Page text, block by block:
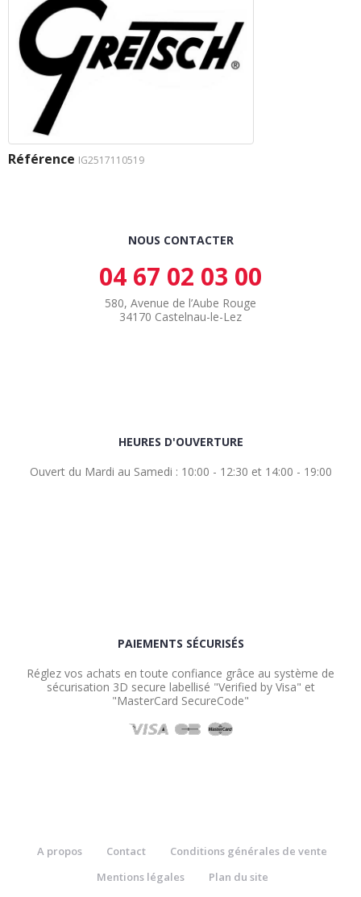
Référence IG2517110519
NOUS CONTACTER
04 67 02 03 00
580, Avenue de l’Aube Rouge
34170 Castelnau-le-Lez
HEURES D'OUVERTURE
Ouvert du Mardi au Samedi : 10:00 - 12:30 et 14:00 - 19:00
PAIEMENTS SÉCURISÉS
Réglez vos achats en toute confiance grâce au système de
sécurisation 3D secure labellisé "Verified by Visa" et
"MasterCard SecureCode"
A propos Contact
Conditions générales de vente
Mentions légales
Plan du site